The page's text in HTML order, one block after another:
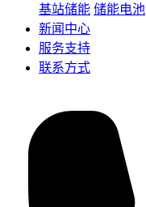
基站储能 储能电池
新闻中心
服务支持
联系方式